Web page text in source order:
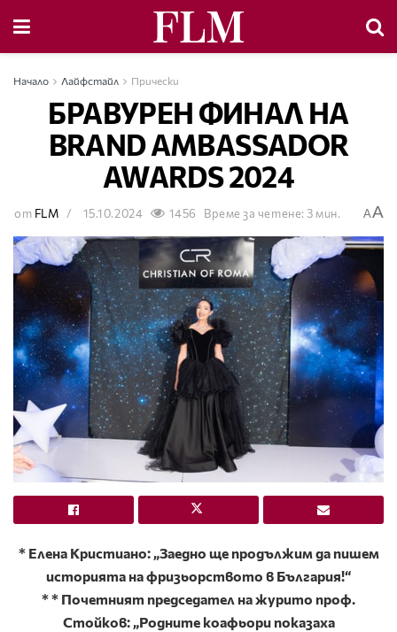
Начало Лайфстайл Прически
БРАВУРЕН ФИНАЛ НА
BRAND AMBASSADOR
AWARDS 2024
от FLM 15.10.2024 1456 Време за четене: 3 мин. AA
* Елена Кристиано: „Заедно ще продължим да пишем
историята на фризьорството в България!“
** Почетният председател на журито проф.
Стойков: „Родните коафьори показаха